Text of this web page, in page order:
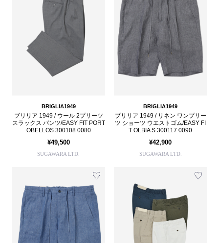
BRIGLIA1949
ブリリア 1949 / ウール 2プリーツ
スラックス パンツ/EASY FIT PORT
OBELLOS 300108 0080
¥49,500
SUGAWARA LTD.
BRIGLIA1949
ブリリア 1949 / リネン ワンプリー
ツ ショーツ ウエストゴム/EASY FI
T OLBIA S 300117 0090
¥42,900
SUGAWARA LTD.